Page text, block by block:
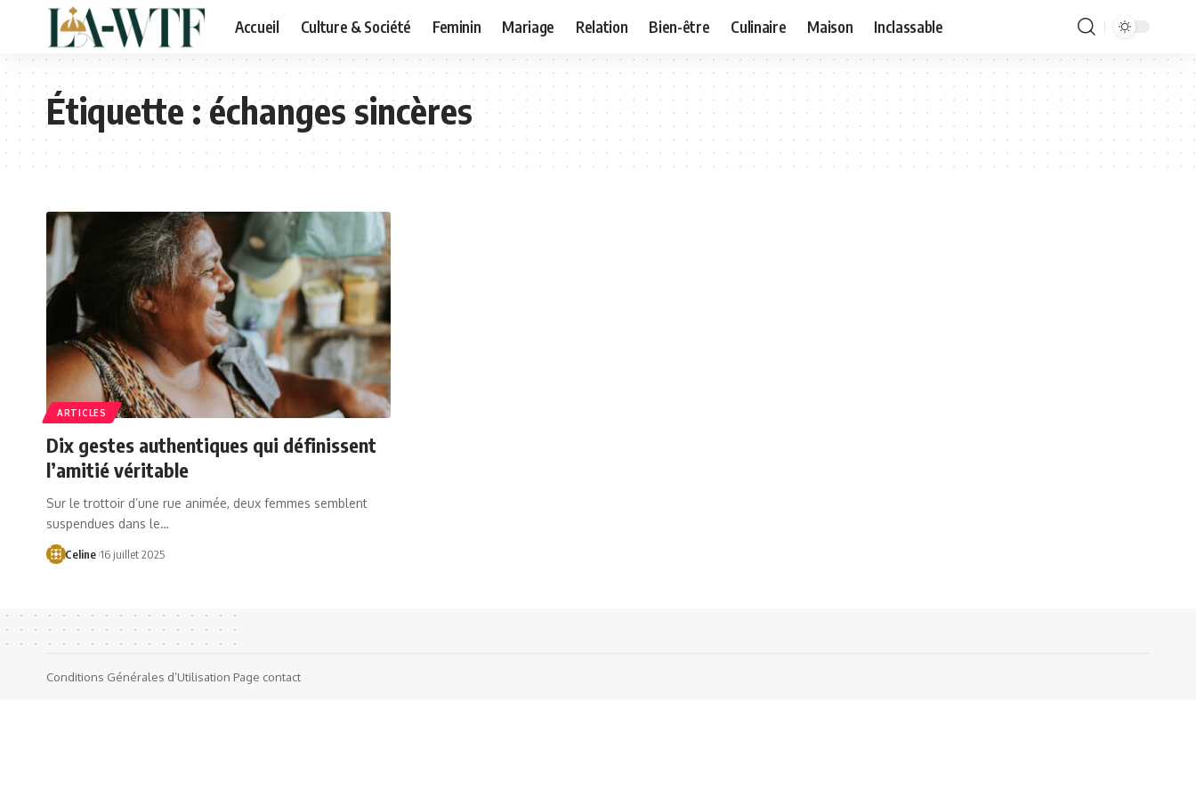
Accueil Culture & Société Feminin Mariage Relation Bien-être Culinaire Maison Inclassable
Étiquette :échanges sincères
ARTICLES
Dix gestes authentiques qui définissent
l’amitié véritable
Sur le trottoir d’une rue animée, deux femmes semblent
suspendues dans le…
Celine 16 juillet 2025
Conditions Générales d’Utilisation Page contact